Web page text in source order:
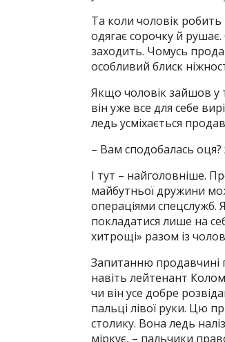
Та коли чоловік робить
одягає сорочку й
заходить. Чомусь
особливий блиск
Якщо чоловік зайшов у
він уже все для себе
ледь усміхається
– Вам сподобалась
І тут – найголовніше.
майбутньої дружини
операціями спецслужб.
покладатися лише на
хитрощі» разом із
Запитанню продавчині
навіть лейтенант
чи він усе добре
пальці лівої руки. Цю
столику. Вона ледь
міркує, – пальчики